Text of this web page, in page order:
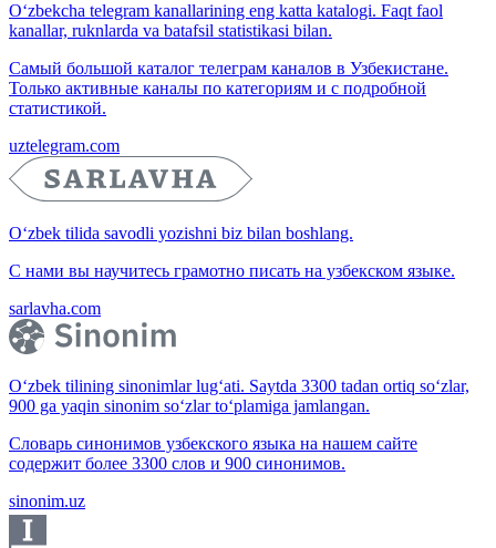
O‘zbekcha telegram kanallarining eng katta katalogi. Faqt faol
kanallar, ruknlarda va batafsil statistikasi bilan.
Самый большой каталог телеграм каналов в Узбекистане.
Только активные каналы по категориям и с подробной
статистикой.
uztelegram.com
O‘zbek tilida savodli yozishni biz bilan boshlang.
С нами вы научитесь грамотно писать на узбекском языке.
sarlavha.com
O‘zbek tilining sinonimlar lug‘ati. Saytda 3300 tadan ortiq so‘zlar,
900 ga yaqin sinonim so‘zlar to‘plamiga jamlangan.
Словарь синонимов узбекского языка на нашем сайте
содержит более 3300 слов и 900 синонимов.
sinonim.uz